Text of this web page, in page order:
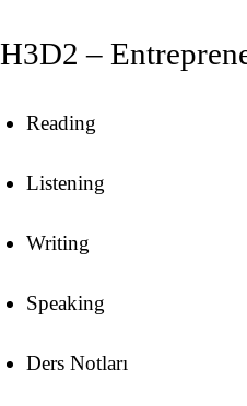
H3D2 –
Reading
Listening
Writing
Speaking
Ders Notları